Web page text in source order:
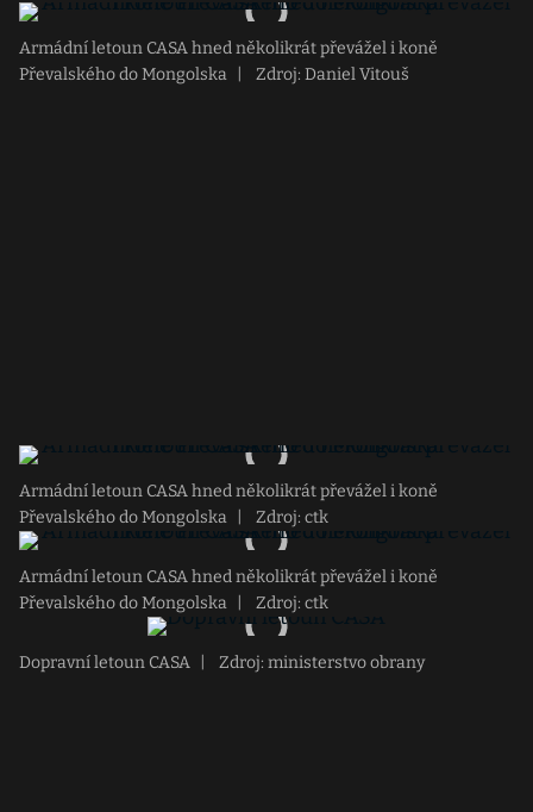
Armádní letoun CASA hned několikrát převážel i koně
Převalského do Mongolska
Zdroj: Daniel Vitouš
Armádní letoun CASA hned několikrát převážel i koně
Převalského do Mongolska
Zdroj: ctk
Armádní letoun CASA hned několikrát převážel i koně
Převalského do Mongolska
Zdroj: ctk
Dopravní letoun CASA Zdroj: ministerstvo obrany